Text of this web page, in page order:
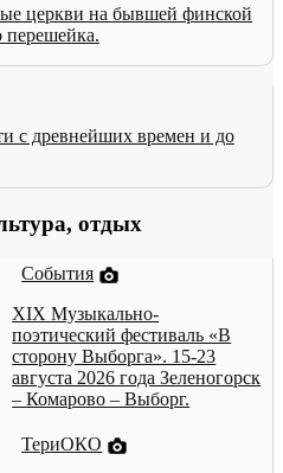
церкви на бывшей финской
перешейка.
с древнейших времен и до
отдых
События
XIX Музыкально-
поэтический фестиваль «В
сторону Выборга». 15-23
августа 2026 года Зеленогорск
– Комарово – Выборг.
ТериОКО